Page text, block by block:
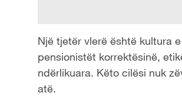
Një tjetër vlerë është kultura
pensionistët korrektësinë,
ndërlikuara. Këto cilësi nuk
atë.